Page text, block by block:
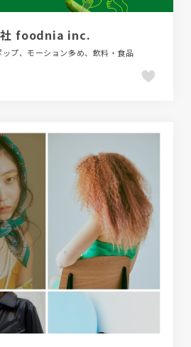
社 foodnia inc.
プ、モーション多め、飲料・食品